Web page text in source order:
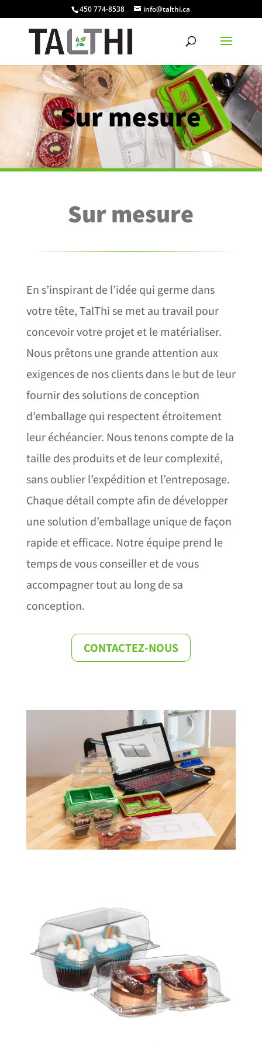
450 774-8538 info@talthi.ca
Sur mesure
Sur mesure
En s’inspirant de l’idée qui germe dans
votre tête, TalThi se met au travail pour
concevoir votre projet et le matérialiser.
Nous prêtons une grande attention aux
exigences de nos clients dans le but de leur
fournir des solutions de conception
d’emballage qui respectent étroitement
leur échéancier. Nous tenons compte de la
taille des produits et de leur complexité,
sans oublier l’expédition et l’entreposage.
Chaque détail compte afin de développer
une solution d’emballage unique de façon
rapide et efficace. Notre équipe prend le
temps de vous conseiller et de vous
accompagner tout au long de sa
conception.
CONTACTEZ-NOUS